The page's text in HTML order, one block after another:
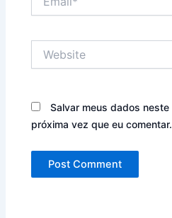
Salvar meus dados
próxima vez que eu comentar.